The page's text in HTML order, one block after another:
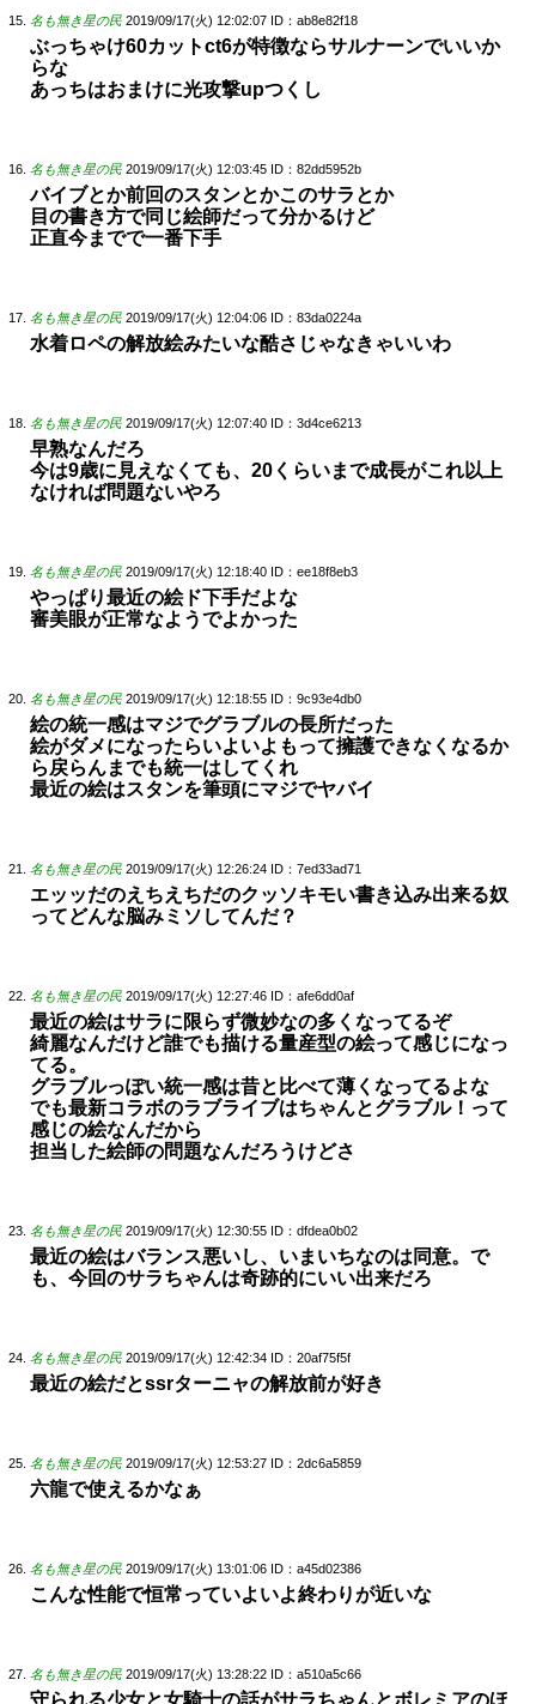
名も無き星の民 2019/09/17(火) 12:02:07 ID：ab8e82f18
ぶっちゃけ60カットct6が特徴ならサルナーンでいいか
らな
あっちはおまけに光攻撃upつくし
名も無き星の民 2019/09/17(火) 12:03:45 ID：82dd5952b
バイブとか前回のスタンとかこのサラとか
目の書き方で同じ絵師だって分かるけど
正直今までで一番下手
名も無き星の民 2019/09/17(火) 12:04:06 ID：83da0224a
水着ロペの解放絵みたいな酷さじゃなきゃいいわ
名も無き星の民 2019/09/17(火) 12:07:40 ID：3d4ce6213
早熟なんだろ
今は9歳に見えなくても、20くらいまで成長がこれ以上
なければ問題ないやろ
名も無き星の民 2019/09/17(火) 12:18:40 ID：ee18f8eb3
やっぱり最近の絵ド下手だよな
審美眼が正常なようでよかった
名も無き星の民 2019/09/17(火) 12:18:55 ID：9c93e4db0
絵の統一感はマジでグラブルの長所だった
絵がダメになったらいよいよもって擁護できなくなるか
ら戻らんまでも統一はしてくれ
最近の絵はスタンを筆頭にマジでヤバイ
名も無き星の民 2019/09/17(火) 12:26:24 ID：7ed33ad71
エッッだのえちえちだのクッソキモい書き込み出来る奴
ってどんな脳みミソしてんだ？
名も無き星の民 2019/09/17(火) 12:27:46 ID：afe6dd0af
最近の絵はサラに限らず微妙なの多くなってるぞ
綺麗なんだけど誰でも描ける量産型の絵って感じになっ
てる。
グラブルっぽい統一感は昔と比べて薄くなってるよな
でも最新コラボのラブライブはちゃんとグラブル！って
感じの絵なんだから
担当した絵師の問題なんだろうけどさ
名も無き星の民 2019/09/17(火) 12:30:55 ID：dfdea0b02
最近の絵はバランス悪いし、いまいちなのは同意。で
も、今回のサラちゃんは奇跡的にいい出来だろ
名も無き星の民 2019/09/17(火) 12:42:34 ID：20af75f5f
最近の絵だとssrターニャの解放前が好き
名も無き星の民 2019/09/17(火) 12:53:27 ID：2dc6a5859
六龍で使えるかなぁ
名も無き星の民 2019/09/17(火) 13:01:06 ID：a45d02386
こんな性能で恒常っていよいよ終わりが近いな
名も無き星の民 2019/09/17(火) 13:28:22 ID：a510a5c66
守られる少女と女騎士の話がサラちゃんとボレミアのほ